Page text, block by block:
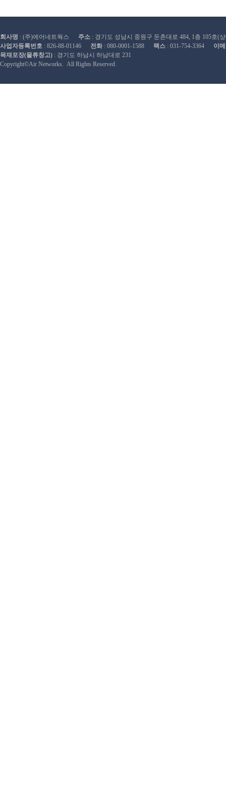
회사명 : (주)에어네트웍스 주소 : 경기도 성남시 중원구 둔촌대로 484, 1층 105호(
사업자등록번호 : 826-88-01146 전화 : 080-0001-1588 팩스 : 031-754-3364
이
목재포장(물류창고) : 경기도 하남시 하남대로 231
Copyright©Air Networks. All Rights Reserved.